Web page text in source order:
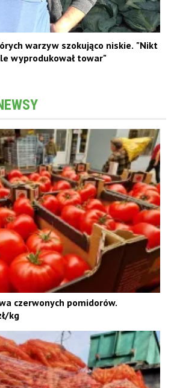
warzyw szokująco niskie. "Nikt
wyprodukował towar"
czerwonych pomidorów.
kg